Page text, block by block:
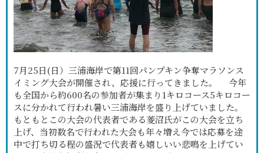
7月25日(日）三浦海岸で第11回パンプキン争奪マラソンス
イミング大会が開催され、応援に行ってきました。 今年
も全国から約600名の参加者が集まり1キロコース5キロコー
スに分かれて行われ暑い三浦海岸を盛り上げていました。
もともとこの大会の代表者である菱沼氏がこの大会を立ち
上げ、当初数名で行われた大会も年々増え今では応募を途
中で打ち切る程の盛況で代表者も嬉しいい悲鳴を上げてい